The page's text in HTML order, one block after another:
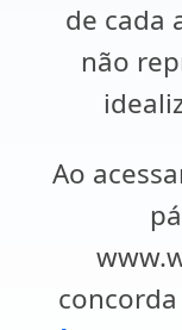
de cada
não
Ao